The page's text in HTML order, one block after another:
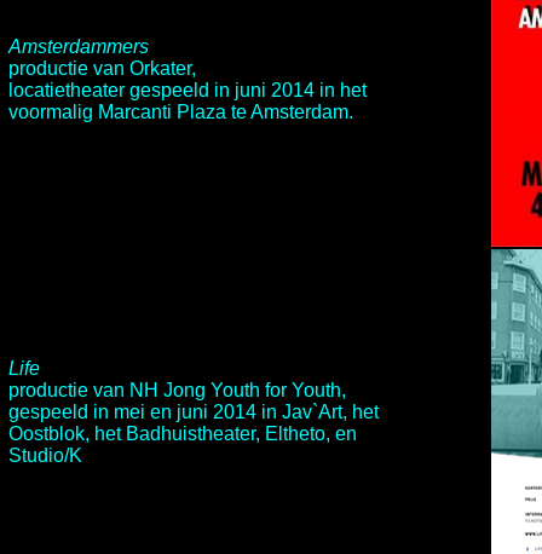
Amsterdammers
productie van Orkater,
locatietheater gespeeld in juni 2014 in het
voormalig Marcanti Plaza te Amsterdam.
Life
productie van NH Jong Youth for Youth,
gespeeld in mei en juni 2014 in Jav`Art, het
Oostblok, het Badhuistheater, Eltheto, en
Studio/K